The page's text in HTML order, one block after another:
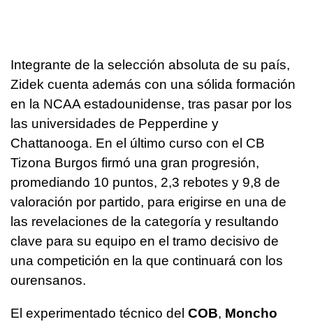
Integrante de la selección absoluta de su país,
Zidek cuenta además con una sólida formación
en la NCAA estadounidense, tras pasar por los
las universidades de Pepperdine y
Chattanooga. En el último curso con el CB
Tizona Burgos firmó una gran progresión,
promediando 10 puntos, 2,3 rebotes y 9,8 de
valoración por partido, para erigirse en una de
las revelaciones de la categoría y resultando
clave para su equipo en el tramo decisivo de
una competición en la que continuará con los
ourensanos.
El experimentado técnico del COB, Moncho